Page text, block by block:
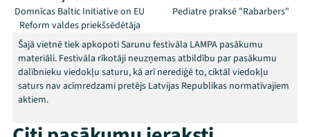
Mana programma
Domnīcas Baltic Initiative on EU
Reform valdes priekšsēdētāja
Pediatre praksē "Rabarbers"
Šajā vietnē tiek apkopoti Sarunu festivāla LAMPA pasākumu
materiāli. Festivāla rīkotāji neuzņemas atbildību par pasākumu
dalībnieku viedokļu saturu, kā arī nerediģē to, ciktāl viedokļu
saturs nav acīmredzami pretējs Latvijas Republikas normatīvajiem
aktiem.